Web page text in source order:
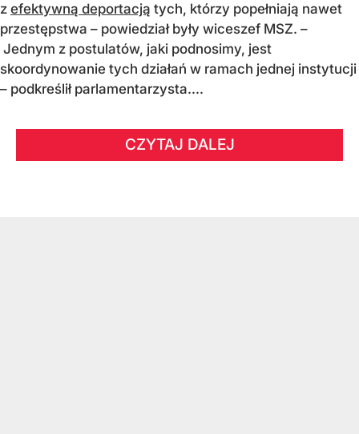
z efektywną deportacją tych, którzy popełniają nawet
przestępstwa – powiedział były wiceszef MSZ. –
Jednym z postulatów, jaki podnosimy, jest
skoordynowanie tych działań w ramach jednej instytucji
– podkreślił parlamentarzysta....
CZYTAJ DALEJ